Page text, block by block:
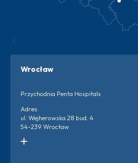
Wrocław
Przychodnia Penta Hospitals
Adres:
ul. Wejherowska 28 bud. 4
54-239 Wrocław